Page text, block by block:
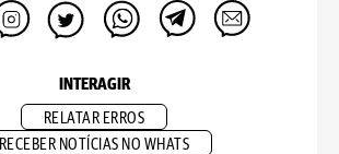
INTERAGIR
RELATAR ERROS
RECEBER NOTÍCIAS NO WHATS